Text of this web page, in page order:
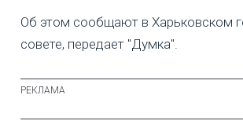
Об этом сообщают в Харьковском
совете, передает "Думка".